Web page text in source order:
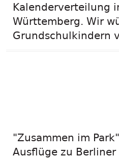
Kalenderverteilung
Württemberg. Wir
Grundschulkindern
"Zusammen im
Ausflüge zu Berliner